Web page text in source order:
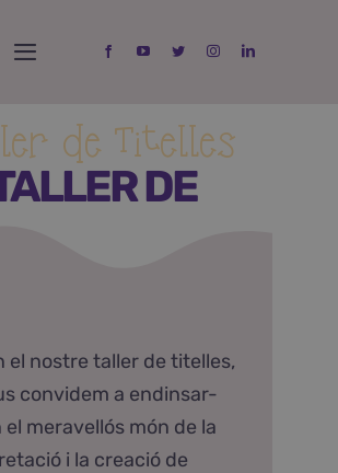
Toggle
Espectacles
Qui soc?
Contacta
DE
de Titelles
el nostre taller de titelles,
convidem a endinsar-
el meravellós món de la
i la creació de